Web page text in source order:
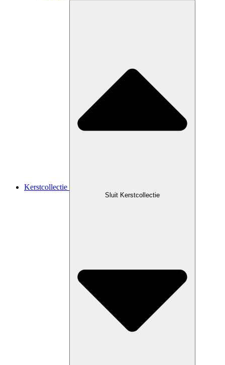
Kerstcollectie
Sluit Kerstcollectie